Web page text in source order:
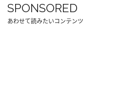
SPONSORED
あわせて読みたいコンテンツ